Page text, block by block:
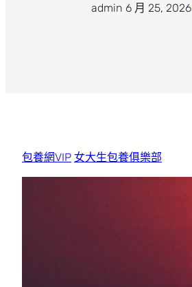
admin· 6 月 25, 2026·
包養網VIP 女大生包養俱樂部